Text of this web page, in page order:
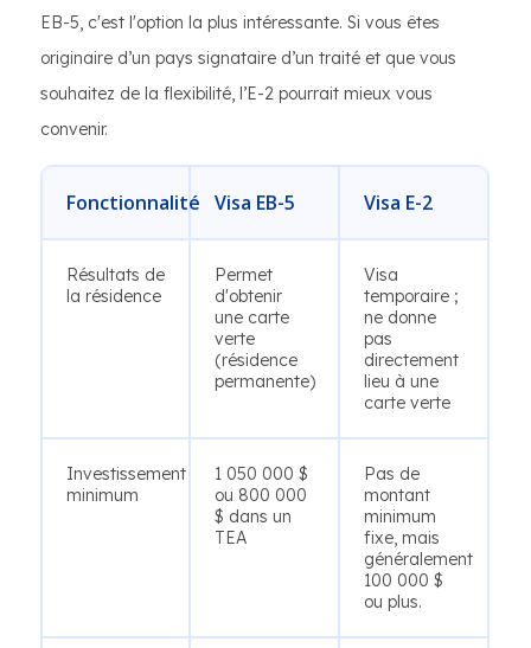
EB-5, c'est l'option la plus intéressante. Si vous êtes
originaire d’un pays signataire d’un traité et que vous
souhaitez de la flexibilité, l’E-2 pourrait mieux vous
convenir.
Fonctionnalité Visa EB-5 Visa E-2
Résultats de
la résidence
Permet
d'obtenir
une carte
verte
(résidence
permanente)
Visa
temporaire ;
ne donne
pas
directement
lieu à une
carte verte
Investissement
minimum
1 050 000 $
ou 800 000
$ dans un
TEA
Pas de
montant
minimum
fixe, mais
généralement
100 000 $
ou plus.